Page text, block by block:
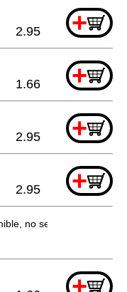
+
2.95
+
1.66
+
2.95
+
2.95
no se puede pedir